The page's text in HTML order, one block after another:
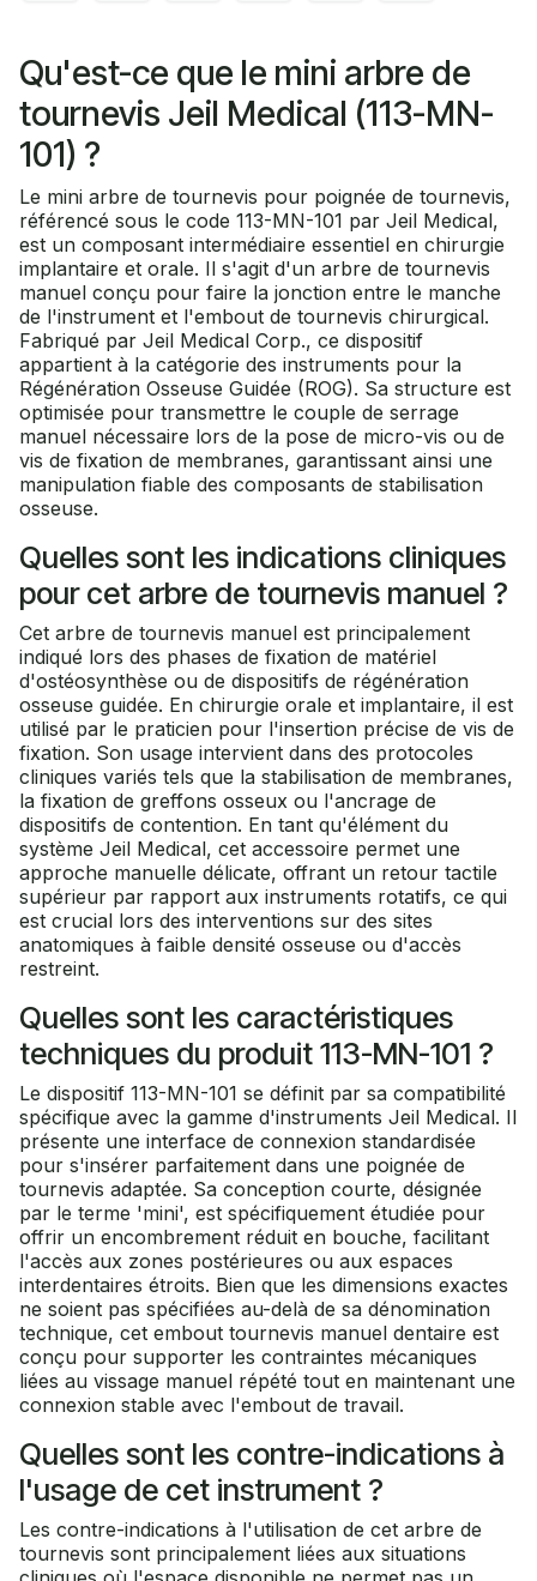
Qu'est-ce que le mini arbre de
tournevis Jeil Medical (113-MN-
101) ?
Le mini arbre de tournevis pour poignée de tournevis,
référencé sous le code 113-MN-101 par Jeil Medical,
est un composant intermédiaire essentiel en chirurgie
implantaire et orale. Il s'agit d'un arbre de tournevis
manuel conçu pour faire la jonction entre le manche
de l'instrument et l'embout de tournevis chirurgical.
Fabriqué par Jeil Medical Corp., ce dispositif
appartient à la catégorie des instruments pour la
Régénération Osseuse Guidée (ROG). Sa structure est
optimisée pour transmettre le couple de serrage
manuel nécessaire lors de la pose de micro-vis ou de
vis de fixation de membranes, garantissant ainsi une
manipulation fiable des composants de stabilisation
osseuse.
Quelles sont les indications cliniques
pour cet arbre de tournevis manuel ?
Cet arbre de tournevis manuel est principalement
indiqué lors des phases de fixation de matériel
d'ostéosynthèse ou de dispositifs de régénération
osseuse guidée. En chirurgie orale et implantaire, il est
utilisé par le praticien pour l'insertion précise de vis de
fixation. Son usage intervient dans des protocoles
cliniques variés tels que la stabilisation de membranes,
la fixation de greffons osseux ou l'ancrage de
dispositifs de contention. En tant qu'élément du
système Jeil Medical, cet accessoire permet une
approche manuelle délicate, offrant un retour tactile
supérieur par rapport aux instruments rotatifs, ce qui
est crucial lors des interventions sur des sites
anatomiques à faible densité osseuse ou d'accès
restreint.
Quelles sont les caractéristiques
techniques du produit 113-MN-101 ?
Le dispositif 113-MN-101 se définit par sa compatibilité
spécifique avec la gamme d'instruments Jeil Medical. Il
présente une interface de connexion standardisée
pour s'insérer parfaitement dans une poignée de
tournevis adaptée. Sa conception courte, désignée
par le terme 'mini', est spécifiquement étudiée pour
offrir un encombrement réduit en bouche, facilitant
l'accès aux zones postérieures ou aux espaces
interdentaires étroits. Bien que les dimensions exactes
ne soient pas spécifiées au-delà de sa dénomination
technique, cet embout tournevis manuel dentaire est
conçu pour supporter les contraintes mécaniques
liées au vissage manuel répété tout en maintenant une
connexion stable avec l'embout de travail.
Quelles sont les contre-indications à
l'usage de cet instrument ?
Les contre-indications à l'utilisation de cet arbre de
tournevis sont principalement liées aux situations